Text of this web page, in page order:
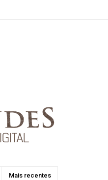
Mais recentes